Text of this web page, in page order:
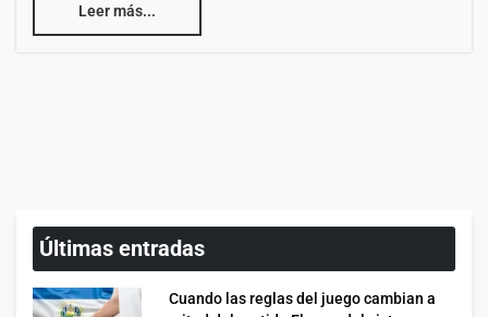
Leer más...
Últimas entradas
Cuando las reglas del juego cambian a